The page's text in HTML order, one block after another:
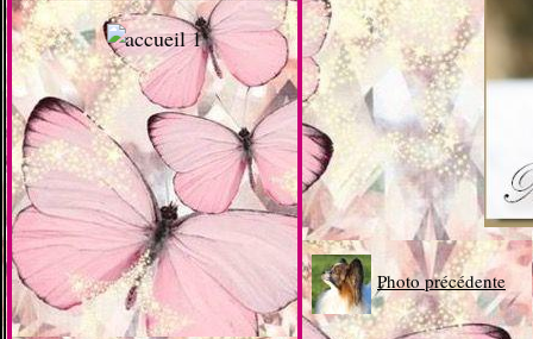
Photo précédente